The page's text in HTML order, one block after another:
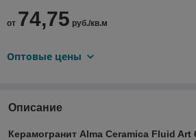
от 74,75 руб./кв.м
Оптовые цены
Описание
Керамогранит Alma Ceramica Fluid Art